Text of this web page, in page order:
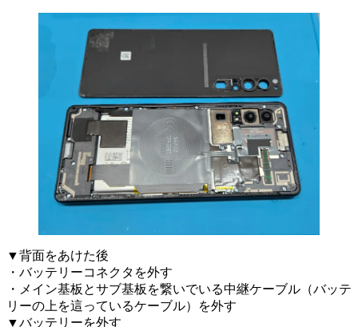
▼背面をあけた後
・バッテリーコネクタを外す
・メイン基板とサブ基板を繋いでいる中継ケーブル（バッテ
リーの上を這っているケーブル）を外す
▼バッテリーを外す